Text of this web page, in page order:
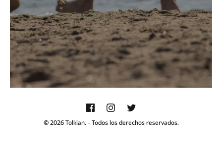
POR DIEGO QUIJANO
© 2026 Tolkian. - Todos los derechos reservados.